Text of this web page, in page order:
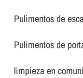
Pulimentos de
Pulimentos de
limpieza en